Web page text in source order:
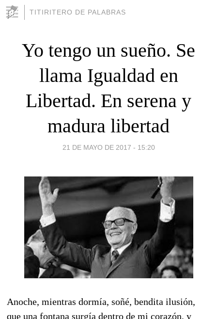
TITIRITERO DE PALABRAS
Yo tengo un sueño. Se
llama Igualdad en
Libertad. En serena y
madura libertad
21 DE MAYO DE 2017 - 15:20
Anoche, mientras dormía, soñé, bendita ilusión,
que una fontana surgía dentro de mi corazón, y